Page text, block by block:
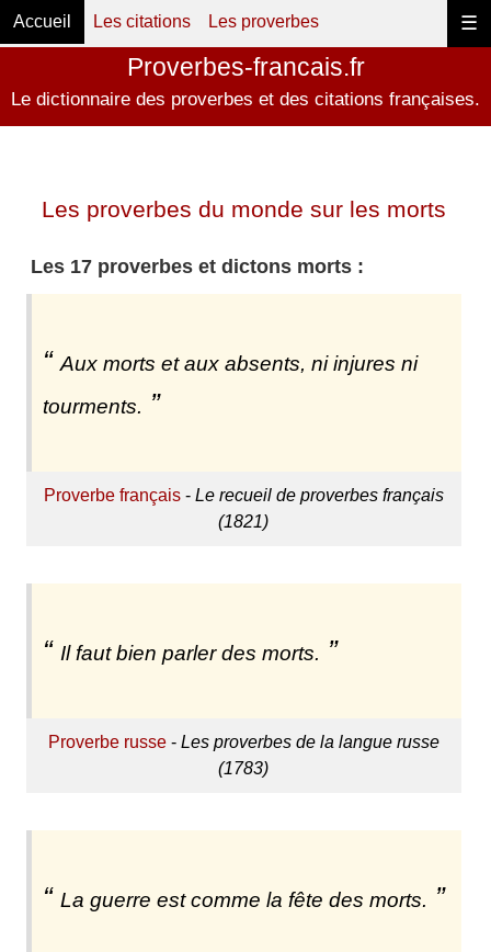
☰
Accueil Les citations Les proverbes
Proverbes-francais.fr
Le dictionnaire des proverbes et des citations françaises.
Les proverbes du monde sur les morts
Les 17 proverbes et dictons morts :
Aux morts et aux absents, ni injures ni
tourments.
Proverbe français- Le recueil de proverbes français
(1821)
Il faut bien parler des morts.
Proverbe russe- Les proverbes de la langue russe
(1783)
La guerre est comme la fête des morts.